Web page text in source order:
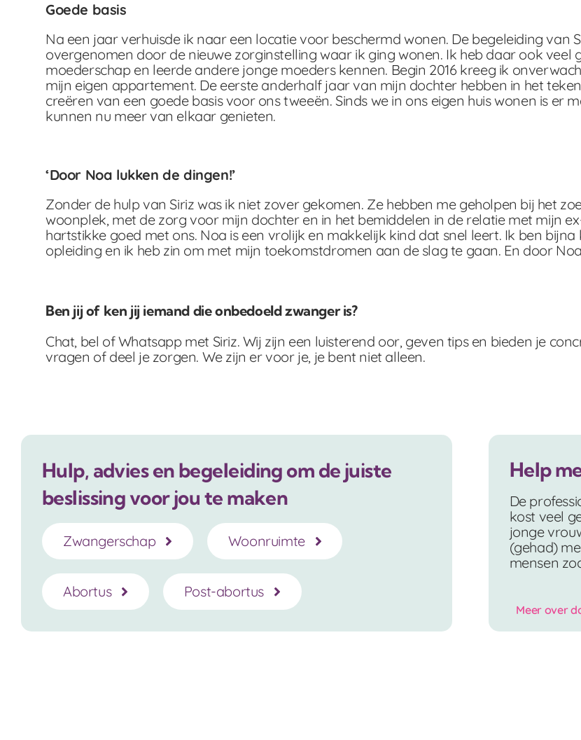
Goede basis
Na een jaar verhuisde ik naar een locatie voor beschermd wonen. De begeleiding van
overgenomen door de nieuwe zorginstelling waar ik ging wonen. Ik heb daar ook veel
moederschap en leerde andere jonge moeders kennen. Begin 2016 kreeg ik
mijn eigen appartement. De eerste anderhalf jaar van mijn dochter hebben in het
creëren van een goede basis voor ons tweeën. Sinds we in ons eigen huis wonen is er
kunnen nu meer van elkaar genieten.
‘Door Noa lukken de dingen!’
Zonder de hulp van Siriz was ik niet zover gekomen. Ze hebben me geholpen bij het
woonplek, met de zorg voor mijn dochter en in het bemiddelen in de relatie met mijn
hartstikke goed met ons. Noa is een vrolijk en makkelijk kind dat snel leert. Ik ben
opleiding en ik heb zin om met mijn toekomstdromen aan de slag te gaan. En door
Ben jij of ken jij iemand die onbedoeld zwanger is?
Chat, bel of Whatsapp met Siriz. Wij zijn een luisterend oor, geven tips en bieden je
vragen of deel je zorgen. We zijn er voor je, je bent niet alleen.
Hulp, advies en begeleiding om de juiste
beslissing voor jou te maken
Zwangerschap Woonruimte
Abortus Post-abortus
Help
De
kost veel
jonge
(gehad)
mensen
Meer over